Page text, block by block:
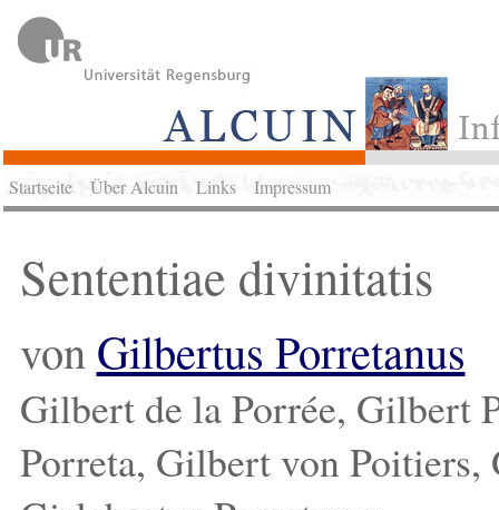
Startseite Über Alcuin Links Impressum
Sententiae divinitatis
von Gilbertus Porretanus
Gilbert de la Porrée, Gilbert
Porreta, Gilbert von Poitiers,